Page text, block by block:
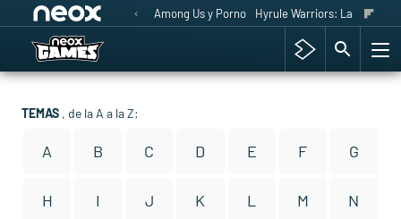
Among Us y Porno Hyrule Warriors: La Era del
TEMAS , de la A a la Z:
A B C D E F G
H I J K L M N